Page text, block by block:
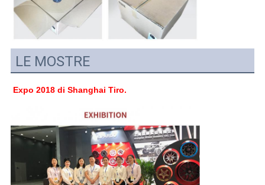
LE MOSTRE
Expo 2018 di Shanghai Tiro.